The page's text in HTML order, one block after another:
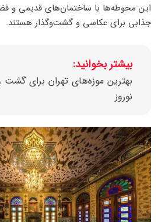
این محوطه‌ها با ساختمان‌های قدیمی و
جذابی برای عکاسی و گشت‌وگذار هستند.
بیشتر بخوانید:
بهترین موزه‌های تهران برای گشت
نوروز